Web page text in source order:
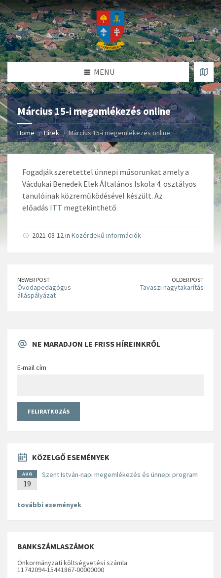
MENU
Március 15-i megemlékezés online
Home Hírek Március 15-i megemlékezés online
Fogadják szeretettel ünnepi műsorunkat amely a
Vácdukai Benedek Elek Általános Iskola 4. osztályos
tanulóinak közreműködésével készült. Az
előadás ITT megtekinthető.
2021-03-12 in Közérdekű információk
NEWER POST
Óvodapedagógus
álláspályázat
OLDER POST
Tavaszi nagytakarítás
NE MARADJON LE FRISS HÍREINKRŐL
E-mail cím
KÖZELGŐ ESEMÉNYEK
AUG
19
Szent István-napi megemlékezés és ünnepi program
további események
BANKSZÁMLASZÁMOK
Önkormányzati költségvetési számla:
11742094-15441867-00000000